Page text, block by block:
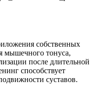
собственных
мышечного тонуса,
после длительной
способствует
суставов.